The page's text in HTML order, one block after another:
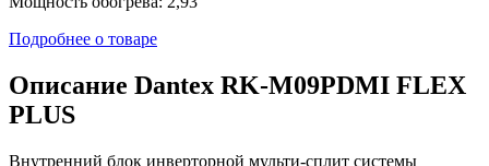
Подробнее о товаре
Описание Dantex RK-M09PDMI FLEX
PLUS
Внутренний блок инверторной мульти-сплит системы